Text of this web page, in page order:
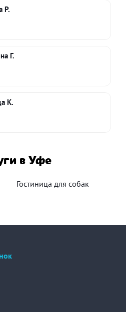
Р.
Г.
К.
в Уфе
Гостиница для собак